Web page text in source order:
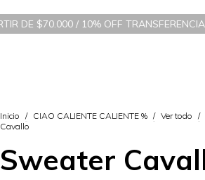
OFF TRANSFERENCIA BANCARIA /6
Inicio / CIAO CALIENTE CALIENTE % / Ver todo /
Cavallo
Sweater